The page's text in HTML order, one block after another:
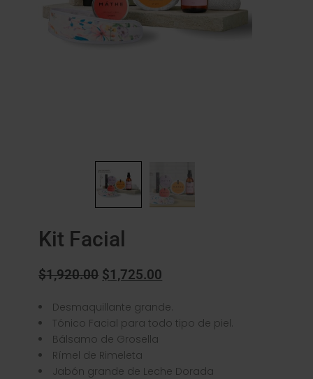
Kit Facial
$1,920.00 $1,725.00
Desmaquillante grande.
Tónico Facial para todo tipo de piel.
⁠Bálsamo de Grosella
⁠Rímel de Rimeleta
⁠Jabón grande de Leche Dorada